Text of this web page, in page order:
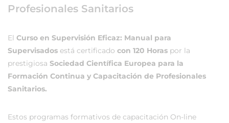
Profesionales Sanitarios
El Curso en Supervisión Eficaz: Manual para
Supervisados está certificado con 120 Horas por la
prestigiosa Sociedad Científica Europea para la
Formación Continua y Capacitación de Profesionales
Sanitarios.
Estos programas formativos de capacitación On-line